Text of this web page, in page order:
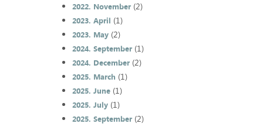
2022. November(2)
2023. April (1)
2023. May(2)
2024. September(1)
2024. December(2)
2025. March (1)
2025. June(1)
2025. July(1)
2025. September(2)